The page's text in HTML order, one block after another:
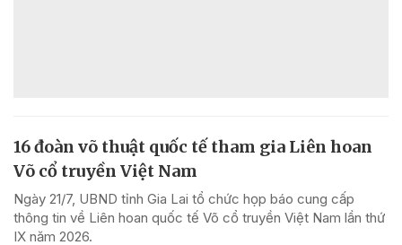
16 đoàn võ thuật quốc tế tham gia Liên hoan
Võ cổ truyền Việt Nam
Ngày 21/7, UBND tỉnh Gia Lai tổ chức họp báo cung cấp
thông tin về Liên hoan quốc tế Võ cổ truyền Việt Nam lần thứ
IX năm 2026.